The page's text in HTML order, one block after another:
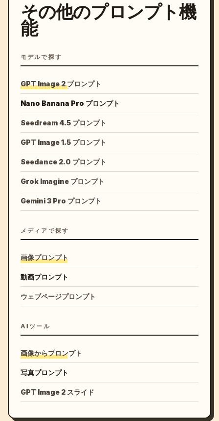
その他のプロンプト機
能
モデルで探す
GPT Image 2 プロンプト
Nano Banana Pro プロンプト
Seedream 4.5 プロンプト
GPT Image 1.5 プロンプト
Seedance 2.0 プロンプト
Grok Imagine プロンプト
Gemini 3 Pro プロンプト
メディアで探す
画像プロンプト
動画プロンプト
ウェブページプロンプト
AIツール
画像からプロンプト
写真プロンプト
GPT Image 2 スライド